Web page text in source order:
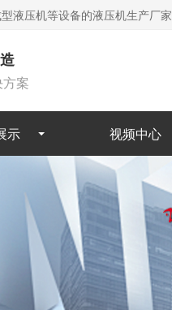
液压机等设备的液压机生产厂家
案
示 视频中心